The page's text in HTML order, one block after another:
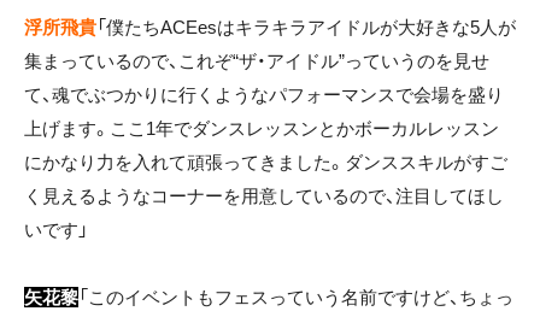
浮所飛貴「僕たちACEesはキラキラアイドルが大好きな5人が
集まっているので、これぞ“ザ・アイドル”っていうのを見せ
て、魂でぶつかりに行くようなパフォーマンスで会場を盛り
上げます。ここ1年でダンスレッスンとかボーカルレッスン
にかなり力を入れて頑張ってきました。ダンススキルがすご
く見えるようなコーナーを用意しているので、注目してほし
いです」
矢花黎「このイベントもフェスっていう名前ですけど、ちょっ